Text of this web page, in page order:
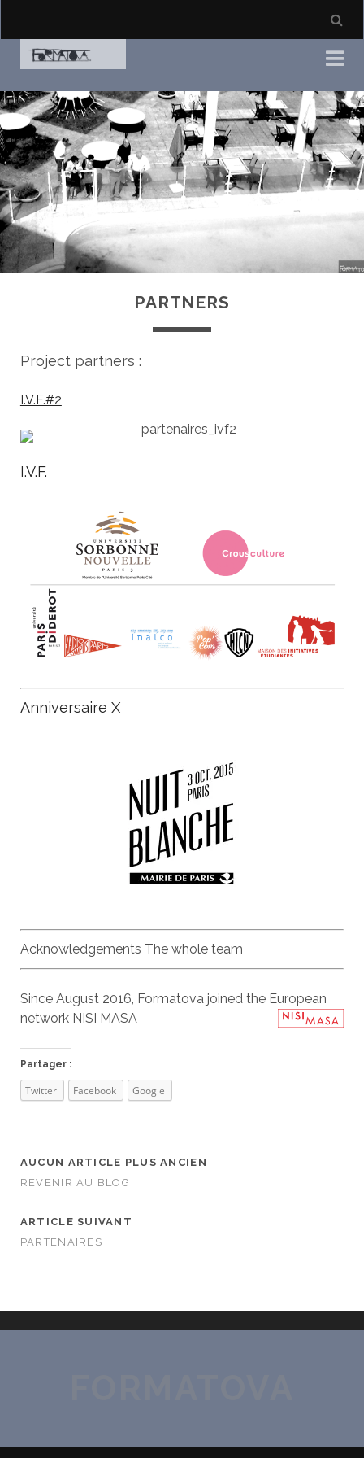
PARTNERS
Project partners :
I.V.F.#2
I.V.F.
Anniversaire X
Acknowledgements The whole team
Since August 2016, Formatova joined the European
network NISI MASA
Partager :
Twitter Facebook Google
AUCUN ARTICLE PLUS ANCIEN
REVENIR AU BLOG
ARTICLE SUIVANT
PARTENAIRES